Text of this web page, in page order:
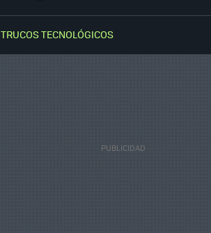
TRUCOS TECNOLÓGICOS